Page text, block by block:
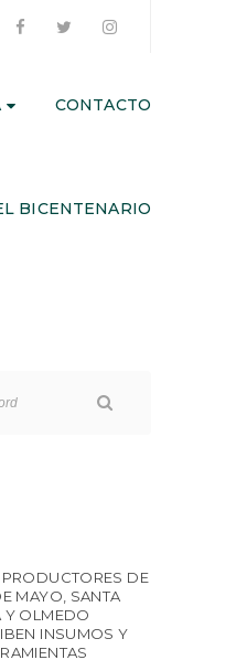
CONTACTO
BICENTENARIO
DE
MAYO, SANTA
Y OLMEDO
INSUMOS Y